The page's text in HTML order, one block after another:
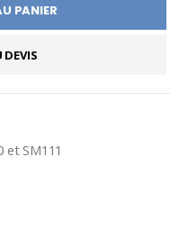
PANIER
DEVIS
et SM111